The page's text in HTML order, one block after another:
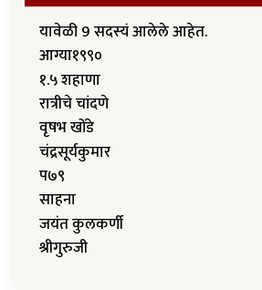
यावेळी 9 सदस्यं आलेले आहेत.
आग्या१९९०
१.५ शहाणा
रात्रीचे चांदणे
वृषभ खोंडे
चंद्रसूर्यकुमार
प७९
साहना
जयंत कुलकर्णी
श्रीगुरुजी